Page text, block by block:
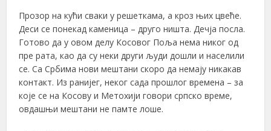
Прозор на кући сваки у решеткама, а кроз њих цвеће.
Деси се понекад каменица – друго ништа. Дечја посла.
Готово да у овом делу Косовог Поља нема никог од
пре рата, као да су неки други људи дошли и населили
се. Са Србима нови мештани скоро да немају никакав
контакт. Из ранијег, неког сада прошлог времена – за
које се на Косову и Метохији говори српско време,
овдашњи мештани не памте лоше.